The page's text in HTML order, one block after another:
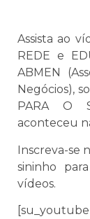
Assista ao
REDE e
ABMEN
Negócios),
PARA O
aconteceu
Inscreva-se
sininho
vídeos.